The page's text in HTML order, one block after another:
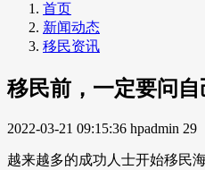
首页
新闻动态
移民资讯
移民前，一定要问
2022-03-21 09:15:36 hpadmin 29
越来越多的成功人士开始移民